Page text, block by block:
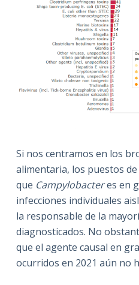
Si nos centramos en los
alimentaria, los puestos
que Campylobacteres en
infecciones individuales
la responsable de la
diagnosticados. No
que el agente causal en
ocurridos en 2021 aún no